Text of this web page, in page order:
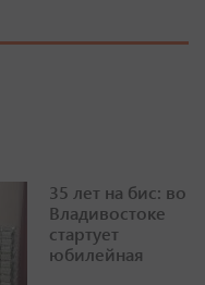
35 лет на бис: во
Владивостоке
стартует
юбилейная